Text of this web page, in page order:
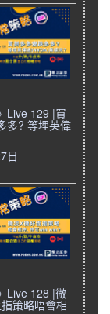
Live 129 |買
多? 等埋英偉
日
Live 128 |微
策略唔會相